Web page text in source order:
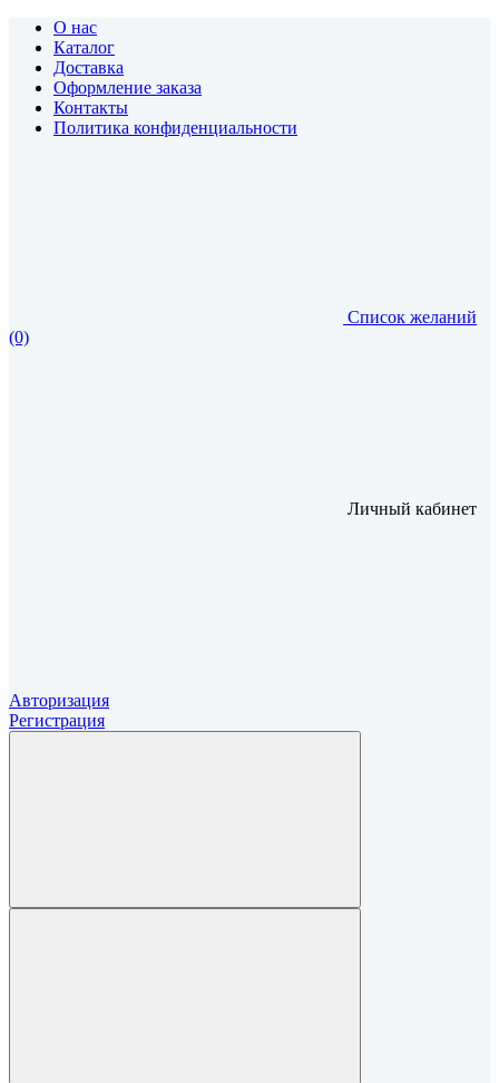
О нас
Каталог
Доставка
Оформление заказа
Контакты
Политика конфиденциальности
Список желаний
(0)
Личный кабинет
Авторизация
Регистрация